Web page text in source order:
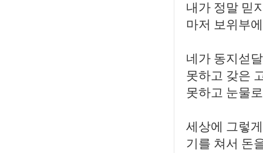
내가 정말 믿
마저 보위부
네가 동지섣
못하고 갖은
못하고 눈물
세상에 그렇
기를 쳐서 돈